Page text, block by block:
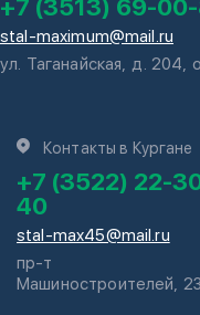
+7 (3513) 69-
stal-maximum@mail.ru
ул. Таганайская, д. 204,
Контакты в Кургане
+7 (3522) 22-
40
stal-max45@mail.ru
пр-т
Машиностроителей,